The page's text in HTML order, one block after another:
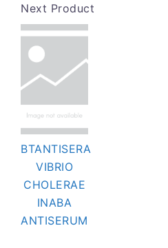
Next Product
BTANTISERA
VIBRIO
CHOLERAE
INABA
ANTISERUM